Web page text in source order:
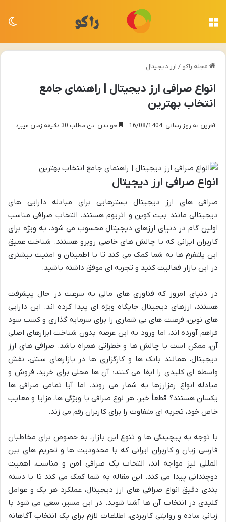
مجله راکو / ارز دیجیتال
انواع صرافی ارز دیجیتال | راهنمای جامع
انتخاب بهترین
آخرین به روز رسانی: 16/08/1404 خواندن این مطلب 30 دقیقه زمان میبرد
انواع صرافی ارز دیجیتال
صرافی های ارز دیجیتال بسترهایی برای مبادله دارایی های
دیجیتالی مانند بیت کوین و اتریوم هستند. انتخاب صرافی مناسب
اولین گام در دنیای ارزهای دیجیتال محسوب می شود، به ویژه برای
کاربران ایرانی که با چالش های خاصی روبرو هستند. شناخت عمیق
این پلتفرم ها به شما کمک می کند تا با اطمینان و امنیت بیشتری
در این بازار فعالیت کنید و تجربه ای موفق داشته باشید.
در دنیای امروز که فناوری های مالی به سرعت در حال پیشرفت
هستند، ارزهای دیجیتال جایگاه ویژه ای پیدا کرده اند. این دارایی
های نوین، فرصت های بی شماری را برای سرمایه گذاری و کسب سود
فراهم آورده اند، اما ورود به این عرصه بدون شناخت ابزارهای اصلی
آن، ممکن است با چالش ها و خطراتی همراه باشد. صرافی های ارز
دیجیتال، همانند بانک ها و کارگزاری ها در بازارهای سنتی، نقش
واسطه ای کلیدی را ایفا می کنند؛ آن ها محلی برای خرید، فروش و
مبادله انواع رمزارزها به شمار می روند. اما آیا تمامی صرافی ها
یکسان هستند؟ قطعاً خیر. هر نوع صرافی با ویژگی ها، مزایا و معایب
خاص خود، تجربه ای متفاوت را برای کاربران رقم می زند.
با توجه به پیچیدگی ها و تنوع این بازار، به خصوص برای مخاطبان
فارسی زبان و کاربران ایرانی که با محدودیت ها و تحریم های بین
المللی نیز مواجه اند، انتخاب یک صرافی امن و مناسب، اهمیت
دوچندانی پیدا می کند. این مقاله به شما کمک می کند تا با دسته
بندی دقیق انواع صرافی های ارز دیجیتال، عملکرد هر یک و عوامل
کلیدی در انتخاب آن ها آشنا شوید. در این مسیر، سعی می شود با
زبانی ساده و روایتی کاربردی، اطلاعات لازم برای یک انتخاب آگاهانه